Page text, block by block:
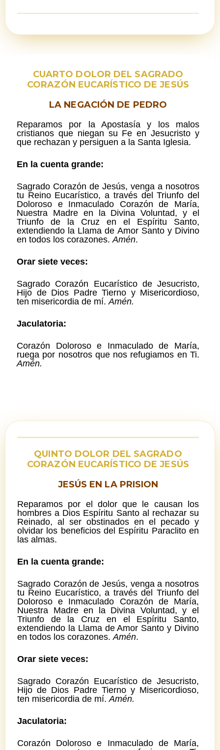
CUARTO DOLOR DEL SAGRADO
CORAZÓN EUCARÍSTICO DE JESÚS
LA NEGACIÓN DE PEDRO
Reparamos por la Apostasía y los malos
cristianos que niegan su Fe en Jesucristo y
que rechazan y persiguen a la Santa Iglesia.
En la cuenta grande:
Sagrado Corazón de Jesús, venga a nosotros
tu Reino Eucarístico, a través del Triunfo del
Doloroso e Inmaculado Corazón de María,
Nuestra Madre en la Divina Voluntad, y el
Triunfo de la Cruz en el Espíritu Santo,
extendiendo la Llama de Amor Santo y Divino
en todos los corazones.Amén.
Orar siete veces:
Sagrado Corazón Eucarístico de Jesucristo,
Hijo de Dios Padre Tierno y Misericordioso,
ten misericordia de mí.Amén.
Jaculatoria:
Corazón Doloroso e Inmaculado de María,
ruega por nosotros que nos refugiamos en Ti.
Amén.
QUINTO DOLOR DEL SAGRADO
CORAZÓN EUCARÍSTICO DE JESÚS
JESÚS EN LA PRISION
Reparamos por el dolor que le causan los
hombres a Dios Espíritu Santo al rechazar su
Reinado, al ser obstinados en el pecado y
olvidar los beneficios del Espíritu Paraclito en
las almas.
En la cuenta grande:
Sagrado Corazón de Jesús, venga a nosotros
tu Reino Eucarístico, a través del Triunfo del
Doloroso e Inmaculado Corazón de María,
Nuestra Madre en la Divina Voluntad, y el
Triunfo de la Cruz en el Espíritu Santo,
extendiendo la Llama de Amor Santo y Divino
en todos los corazones.Amén.
Orar siete veces:
Sagrado Corazón Eucarístico de Jesucristo,
Hijo de Dios Padre Tierno y Misericordioso,
ten misericordia de mí.Amén.
Jaculatoria:
Corazón Doloroso e Inmaculado de María,